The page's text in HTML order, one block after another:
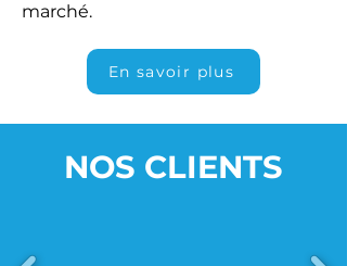
marché.
En savoir plus
NOS CLIENTS